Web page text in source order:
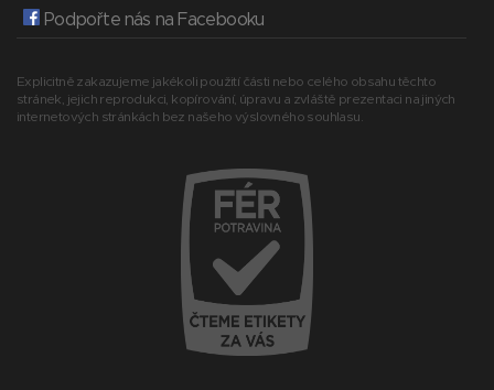
Podpořte nás na Facebooku
Explicitně zakazujeme jakékoli použití části nebo celého obsahu těchto
stránek, jejich reprodukci, kopírování, úpravu a zvláště prezentaci na jiných
internetových stránkách bez našeho výslovného souhlasu.